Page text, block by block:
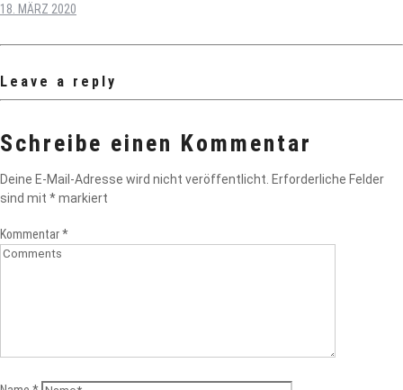
18. MÄRZ 2020
Leave a reply
Schreibe einen Kommentar
Deine E-Mail-Adresse wird nicht veröffentlicht. Erforderliche Felder
sind mit *markiert
Kommentar*